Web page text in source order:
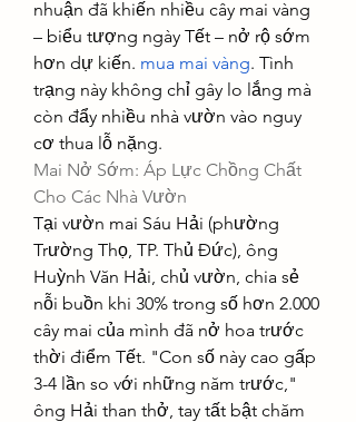
nhuận đã khiến nhiều cây mai vàng
– biểu tượng ngày Tết – nở rộ sớm
hơn dự kiến. mua mai vàng. Tình
trạng này không chỉ gây lo lắng mà
còn đẩy nhiều nhà vườn vào nguy
cơ thua lỗ nặng.
Mai Nở Sớm: Áp Lực Chồng Chất
Cho Các Nhà Vườn
Tại vườn mai Sáu Hải (phường
Trường Thọ, TP. Thủ Đức), ông
Huỳnh Văn Hải, chủ vườn, chia sẻ
nỗi buồn khi 30% trong số hơn 2.000
cây mai của mình đã nở hoa trước
thời điểm Tết. "Con số này cao gấp
3-4 lần so với những năm trước,"
ông Hải than thở, tay tất bật chăm